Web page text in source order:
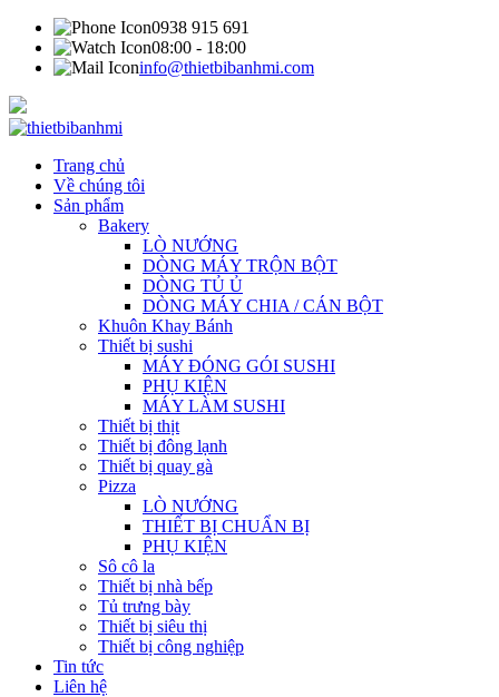
0938 915 691
08:00 - 18:00
info@thietbibanhmi.com
Trang chủ
Về chúng tôi
Sản phẩm
Bakery
LÒ NƯỚNG
DÒNG MÁY TRỘN BỘT
DÒNG TỦ Ủ
DÒNG MÁY CHIA / CÁN BỘT
Khuôn Khay Bánh
Thiết bị sushi
MÁY ĐÓNG GÓI SUSHI
PHỤ KIỆN
MÁY LÀM SUSHI
Thiết bị thịt
Thiết bị đông lạnh
Thiết bị quay gà
Pizza
LÒ NƯỚNG
THIẾT BỊ CHUẨN BỊ
PHỤ KIỆN
Sô cô la
Thiết bị nhà bếp
Tủ trưng bày
Thiết bị siêu thị
Thiết bị công nghiệp
Tin tức
Liên hệ